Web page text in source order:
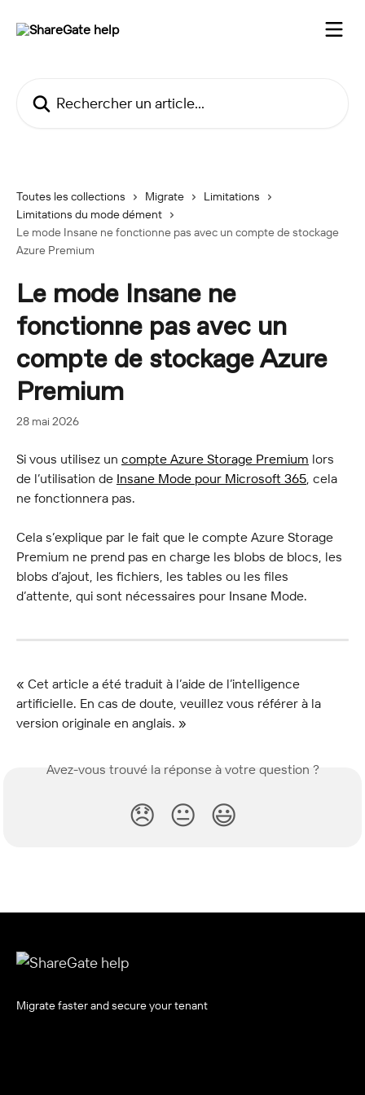
Toutes les collections Migrate
Limitations
Limitations du mode dément
Le mode Insane ne fonctionne pas avec un compte de stockage
Azure Premium
Le mode Insane ne
fonctionne pas avec un
compte de stockage Azure
Premium
28 mai 2026
Si vous utilisez un compte Azure Storage Premium lors
de l’utilisation de Insane Mode pour Microsoft 365, cela
ne fonctionnera pas.
Cela s’explique par le fait que le compte Azure Storage
Premium ne prend pas en charge les blobs de blocs, les
blobs d’ajout, les fichiers, les tables ou les files
d’attente, qui sont nécessaires pour Insane Mode.
« Cet article a été traduit à l’aide de l’intelligence
artificielle. En cas de doute, veuillez vous référer à la
version originale en anglais. »
Avez-vous trouvé la réponse à votre question ?
😞 😐 😃
Migrate faster and secure your tenant